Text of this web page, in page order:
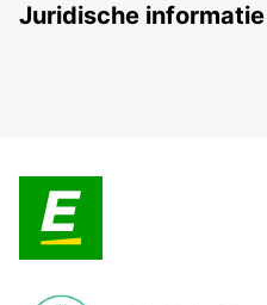
Juridische informatie